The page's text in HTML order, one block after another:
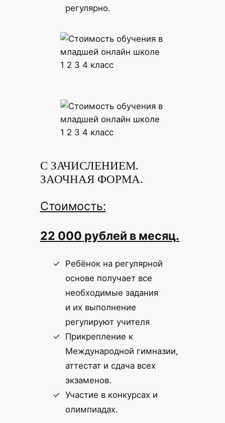
регулярно.
С ЗАЧИСЛЕНИЕМ.
ЗАОЧНАЯ ФОРМА.
Стоимость:
22 000 рублей в месяц.
Ребёнок на регулярной
основе получает все
необходимые задания
и их выполнение
регулируют учителя
Прикрепление к
Международной гимназии,
аттестат и сдача всех
экзаменов.
Участие в конкурсах и
олимпиадах.